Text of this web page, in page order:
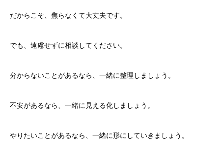
だからこそ、焦らなくて大丈夫です。
でも、遠慮せずに相談してください。
分からないことがあるなら、一緒に整理しましょう。
不安があるなら、一緒に見える化しましょう。
やりたいことがあるなら、一緒に形にしていきましょう。